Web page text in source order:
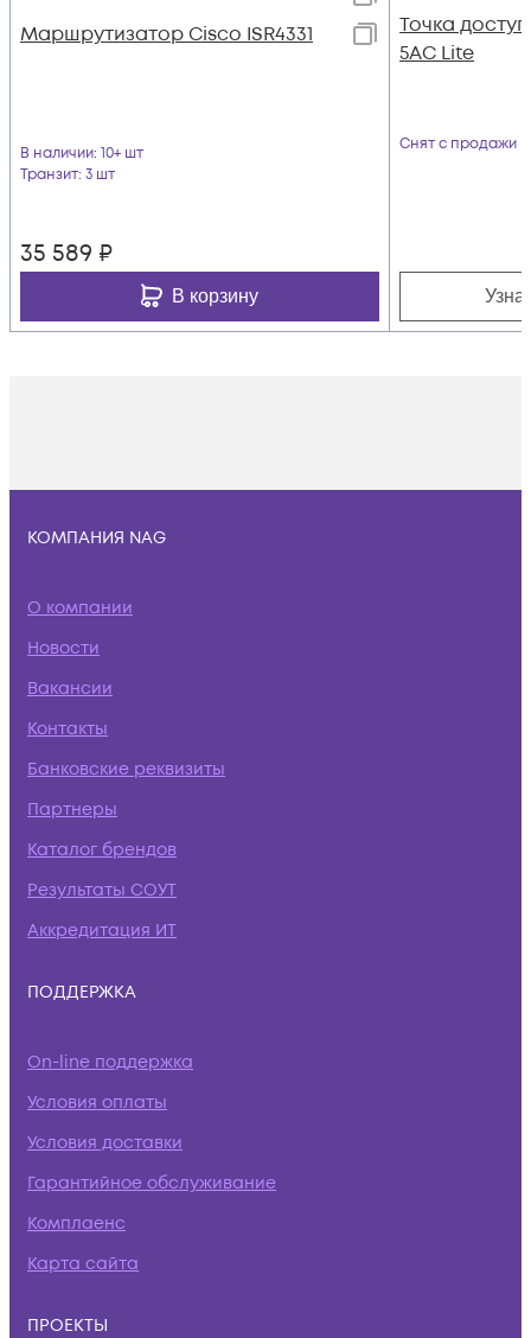
Маршрутизатор Cisco ISR4331
В наличии: 10+ шт
Транзит: 3 шт
35 589 ₽
В корзину
Toчка
5AC Lite
Снят с продажи
КОМПАНИЯ NAG
О компании
Новости
Вакансии
Контакты
Банковские реквизиты
Партнеры
Каталог брендов
Результаты СОУТ
Аккредитация ИТ
ПОДДЕРЖКА
On-line поддержка
Условия оплаты
Условия доставки
Гарантийное обслуживание
Комплаенс
Карта сайта
ПРОЕКТЫ